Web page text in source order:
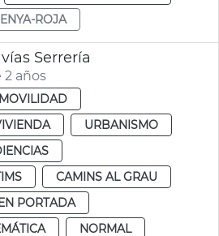
ROJA
Serrería
años
MOVILIDAD
URBANISMO
CAMINS AL GRAU
PORTADA
NORMAL